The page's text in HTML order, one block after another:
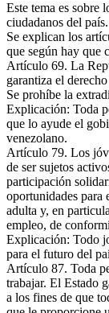
Este tema es sobre
ciudadanos del
Se explican los
que según hay que
Artículo 69. La
garantiza el
Se prohíbe la
Explicación: Toda
que lo ayude el
venezolano.
Artículo 79. Los
de ser sujetos
participación
oportunidades para
adulta y, en
empleo, de
Explicación: Todo
para el futuro del
Artículo 87. Toda
trabajar. El Estado
a los fines de que